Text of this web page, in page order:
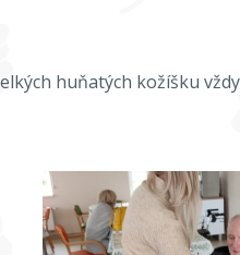
huňatých kožíšku